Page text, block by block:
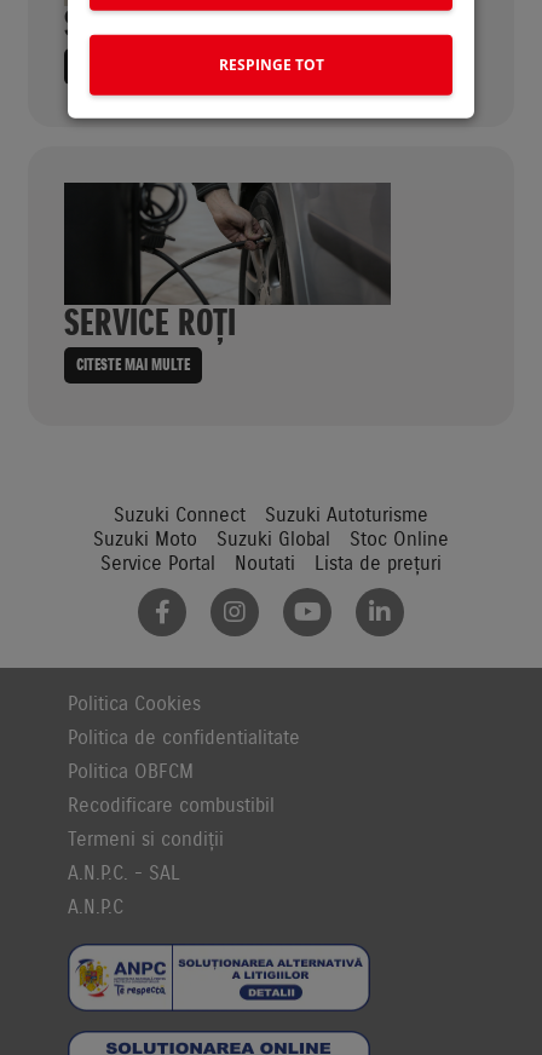
RESPINGE TOT
SERVICE MULTIMARCĂ
SERVICE ROȚI
CITESTE MAI MULTE
Suzuki Connect
Suzuki Autoturisme
Suzuki Moto
Suzuki Global
Stoc Online
Service Portal
Noutati Lista de prețuri
Politica Cookies
Politica de confidentialitate
Politica OBFCM
Recodificare combustibil
Termeni si condiții
A.N.P.C. - SAL
A.N.P.C